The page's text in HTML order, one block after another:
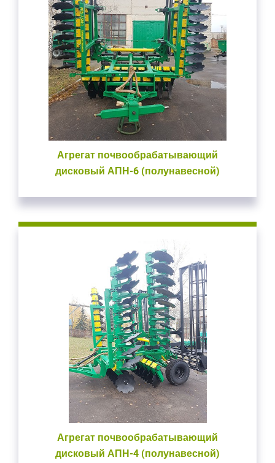
Агрегат почвообрабатывающий
дисковый АПН-6 (полунавесной)
Агрегат почвообрабатывающий
дисковый АПН-4 (полунавесной)